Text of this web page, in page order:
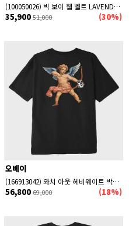
(100050026) 빅 보이 웹 벨트 LAVENDER
35,900 51,000 (30%)
오베이
(166913042) 와치 아웃 헤비웨이트 박스 반팔티 BLACK
56,800 69,000 (18%)